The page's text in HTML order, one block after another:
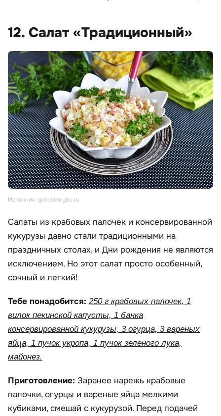
12. Салат «Традиционный»
Источник: gotovimrybu.ru
Салаты из крабовых палочек и консервированной
кукурузы давно стали традиционными на
праздничных столах, и Дни рождения не являются
исключением. Но этот салат просто особенный,
сочный и легкий!
Тебе понадобится: 250 г крабовых палочек, 1
вилок пекинской капусты, 1 банка
консервированной кукурузы, 3 огурца, 3 вареных
яйца, 1 пучок укропа, 1 пучок зеленого лука,
майонез.
Приготовление: Заранее нарежь крабовые
палочки, огурцы и вареные яйца мелкими
кубиками, смешай с кукурузой. Перед подачей